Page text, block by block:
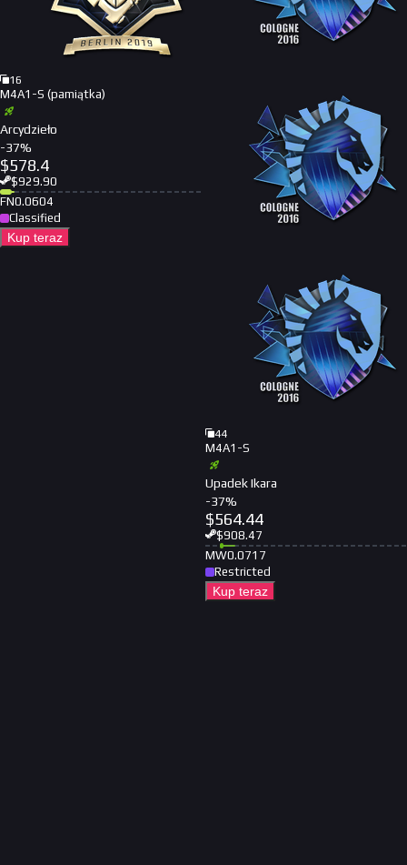
16
M4A1-S (pamiątka)
Arcydzieło
-37%
$578.4
$929.90
FN0.0604
Classified
Kup teraz
44
M4A1-S
Upadek Ikara
-37%
$564.44
$908.47
MW0.0717
Restricted
Kup teraz